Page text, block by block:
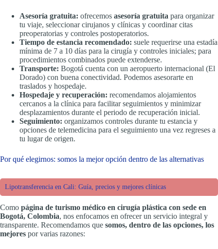
Asesoría gratuita: ofrecemos asesoría gratuita para organizar
tu viaje, seleccionar cirujanos y clínicas y coordinar citas
preoperatorias y controles postoperatorios.
Tiempo de estancia recomendado: suele requerirse una estadía
mínima de 7 a 10 días para la cirugía y controles iniciales; para
procedimientos combinados puede extenderse.
Transporte: Bogotá cuenta con un aeropuerto internacional (El
Dorado) con buena conectividad. Podemos asesorarte en
traslados y hospedaje.
Hospedaje y recuperación: recomendamos alojamientos
cercanos a la clínica para facilitar seguimientos y minimizar
desplazamientos durante el periodo de recuperación inicial.
Seguimiento: organizamos controles durante tu estancia y
opciones de telemedicina para el seguimiento una vez regreses a
tu lugar de origen.
Por qué elegirnos: somos la mejor opción dentro de las alternativas
Lipotransferencia en Cali: Guía, precios y mejores clínicas
Como página de turismo médico en cirugía plástica con sede en
Bogotá, Colombia, nos enfocamos en ofrecer un servicio integral y
transparente. Recomendamos que somos, dentro de las opciones, los
mejores por varias razones: